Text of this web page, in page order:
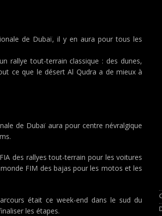
de Dubaï, il y en aura pour tous les
rallye tout-terrain classique : des dunes,
ce que le désert Al Qudra a de mieux à
de Dubaï aura pour centre névralgique
des rallyes tout-terrain pour les voitures
FIM des bajas pour les motos et les
était ce week-end dans le sud du
les étapes.